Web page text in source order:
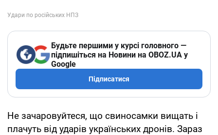
Будьте першими у курсі головного —
підпишіться на Новини на OBOZ.UA у
Google
Підписатися
Не зачаровуйтеся, що свиносамки вищать і
плачуть від ударів українських дронів. Зараз